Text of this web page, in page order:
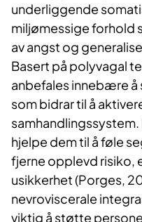
underliggende
miljømessige forhold
av angst og
Basert på polyvagal
anbefales innebære
som bidrar til å
hjelpe dem til å føle
fjerne opplevd risiko,
usikkerhet (Porges,
nevroviscerale
viktig å støtte